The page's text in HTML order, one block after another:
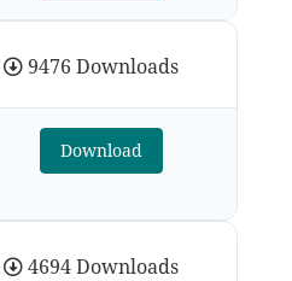
9476 Downloads
Download
4694 Downloads